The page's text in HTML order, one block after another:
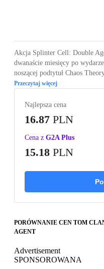
Akcja Splinter Cell: Double
dwanaście miesięcy po
noszącej podtytuł Chaos
Przeczytaj więcej
Najlepsza cena
16.87 PLN
Cena z G2A Plus
15.18 PLN
PORÓWNANIE CEN TOM
AGENT
Advertisement
SPONSOROWANA